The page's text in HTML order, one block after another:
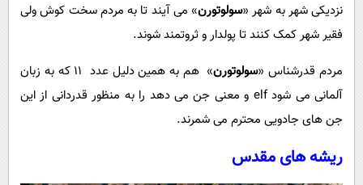
نزدیکی شهر به شهر «سولوتورن» می آیند تا به مردم سخت کوش ولی
فقیر شهر کمک کنند تا پولدار و ثروتمند شوند.
مردم قدرشناس «سولوتورن
» هم به همین دلیل عدد 11 که به زبان
آلمانی می شود elf و معنی جن می دهد را به منظور قدردانی از این
جن های جادویی محترم می شمرند.
ریشه های مقدس